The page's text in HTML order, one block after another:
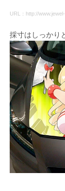
URL：http://
採寸はしっかり